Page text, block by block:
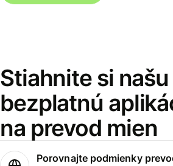
Stiahnite si našu
bezplatnú
na prevod mien
Porovnajte podmienky